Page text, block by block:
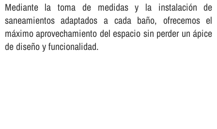
Mediante la toma de medidas y la instalación de
saneamientos adaptados a cada baño, ofrecemos el
máximo aprovechamiento del espacio sin perder un ápice
de diseño y funcionalidad.